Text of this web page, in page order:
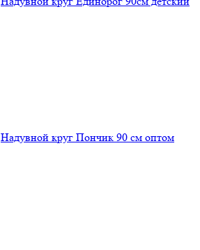
Надувной круг Пончик 90 см оптом